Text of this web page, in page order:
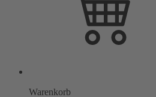
Warenkorb